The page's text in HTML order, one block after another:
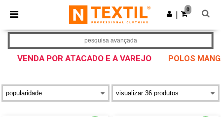
× App Ntextil
Melhores preços na app!
Obter app
0
VENDA POR ATACADO E A VAREJO POLOS
pesquisa avançada